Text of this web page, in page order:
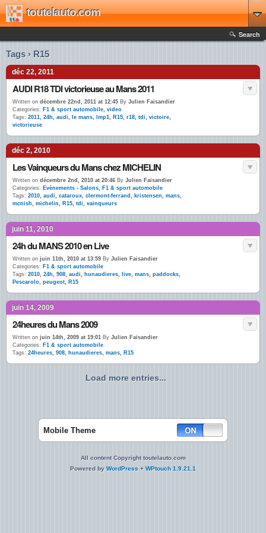
toutelauto.com
Search
Tags › R15
déc 22, 2011
AUDI R18 TDI victorieuse au Mans 2011
Written on décembre 22nd, 2011 at 12:45 By Julien Faisandier
Categories: F1 & sport automobile, video
Tags: 2011, 24h, audi, le mans, lmp1, R15, r18, tdi, victoire,
victorieuse
déc 2, 2010
Les Vainqueurs du Mans chez MICHELIN
Written on décembre 2nd, 2010 at 20:46 By Julien Faisandier
Categories: Evènements - Salons, F1 & sport automobile
Tags: 2010, audi, cataroux, clermont-ferrand , kristensen, mans,
mcnish, michelin, R15, tdi, vainqueurs
juin 11, 2010
24h du MANS 2010 en Live
Written on juin 11th, 2010 at 13:59 By Julien Faisandier
Categories: F1 & sport automobile
Tags: 2010, 24h, 908, audi, hunaudieres, live, mans, paddocks,
Pescarolo, peugeot, R15
juin 14, 2009
24heures du Mans 2009
Written on juin 14th, 2009 at 19:01 By Julien Faisandier
Categories: F1 & sport automobile
Tags: 24heures, 908, hunaudieres, mans, R15
Load more entries...
Mobile Theme
All content Copyright toutelauto.com
Powered by WordPress + WPtouch 1.9.21.1